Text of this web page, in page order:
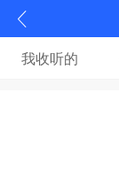
我收听的